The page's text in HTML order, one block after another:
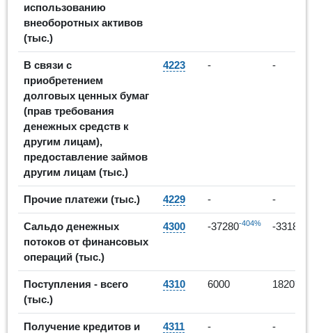
использованию
внеоборотных активов
(тыс.)
В связи с
приобретением
долговых ценных бумаг
(прав требования
денежных средств к
другим лицам),
предоставление займов
другим лицам (тыс.)
4223 - -
Прочие платежи (тыс.) 4229 - -
Сальдо денежных
потоков от финансовых
операций (тыс.)
4300 -37280-404% -33180
Поступления - всего
(тыс.)
4310 6000 1820-70%
Получение кредитов и
4311 - -